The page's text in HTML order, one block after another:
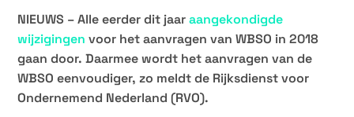
NIEUWS – Alle eerder dit jaaraangekondigde
wijzigingen voor het aanvragen van WBSO in 2018
gaan door. Daarmee wordt het aanvragen van de
WBSO eenvoudiger, zo meldt de Rijksdienst voor
Ondernemend Nederland (RVO).